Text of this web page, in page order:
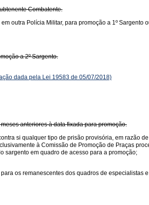
Combatente.
outra Polícia Militar, para promoção a 1º Sargento
a 2º Sargento.
dada pela Lei 19583 de 05/07/2018)
anteriores à data fixada para promoção.
si qualquer tipo de prisão provisória, em razão
à Comissão de Promoção de Praças
sargento em quadro de acesso para a promoção;
os remanescentes dos quadros de